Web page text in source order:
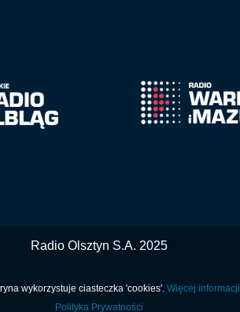
Radio Olsztyn S.A. 2025
wykorzystuje ciasteczka 'cookies'. Więcej informacji
Polityka Prywatności